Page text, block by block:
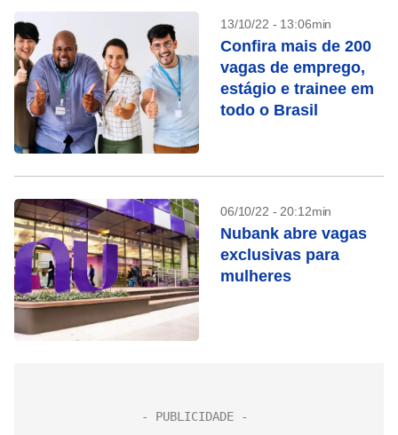
13/10/22 - 13:06min
Confira mais de 200
vagas de emprego,
estágio e trainee em
todo o Brasil
06/10/22 - 20:12min
Nubank abre vagas
exclusivas para
mulheres